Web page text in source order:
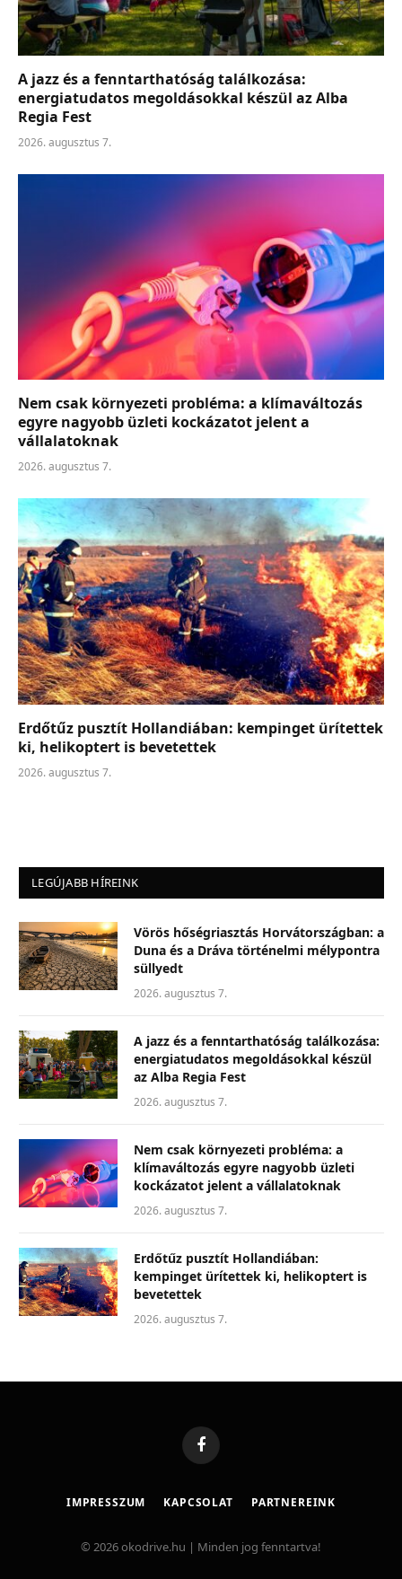
A jazz és a fenntarthatóság találkozása:
energiatudatos megoldásokkal készül az Alba
Regia Fest
2026. augusztus 7.
Nem csak környezeti probléma: a klímaváltozás
egyre nagyobb üzleti kockázatot jelent a
vállalatoknak
2026. augusztus 7.
Erdőtűz pusztít Hollandiában: kempinget ürítettek
ki, helikoptert is bevetettek
2026. augusztus 7.
LEGÚJABB HÍREINK
Vörös hőségriasztás Horvátországban: a
Duna és a Dráva történelmi mélypontra
süllyedt
2026. augusztus 7.
A jazz és a fenntarthatóság találkozása:
energiatudatos megoldásokkal készül
az Alba Regia Fest
2026. augusztus 7.
Nem csak környezeti probléma: a
klímaváltozás egyre nagyobb üzleti
kockázatot jelent a vállalatoknak
2026. augusztus 7.
Erdőtűz pusztít Hollandiában:
kempinget ürítettek ki, helikoptert is
bevetettek
2026. augusztus 7.
Facebook
IMPRESSZUM KAPCSOLAT PARTNEREINK
© 2026 okodrive.hu | Minden jog fenntartva!